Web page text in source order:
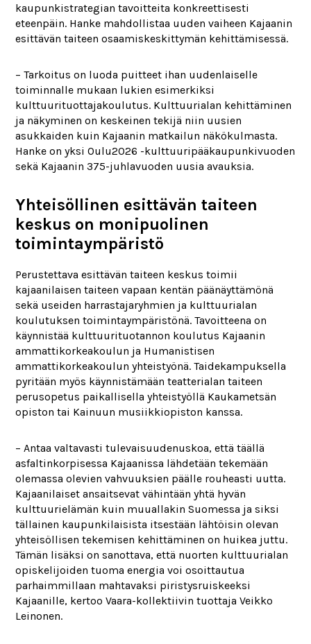
kaupunkistrategian tavoitteita konkreettisesti
eteenpäin. Hanke mahdollistaa uuden vaiheen Kajaanin
esittävän taiteen osaamiskeskittymän kehittämisessä.
– Tarkoitus on luoda puitteet ihan uudenlaiselle
toiminnalle mukaan lukien esimerkiksi
kulttuurituottajakoulutus. Kulttuurialan kehittäminen
ja näkyminen on keskeinen tekijä niin uusien
asukkaiden kuin Kajaanin matkailun näkökulmasta.
Hanke on yksi Oulu2026 -kulttuuripääkaupunkivuoden
sekä Kajaanin 375-juhlavuoden uusia avauksia.
Yhteisöllinen esittävän taiteen
keskus on monipuolinen
toimintaympäristö
Perustettava esittävän taiteen keskus toimii
kajaanilaisen taiteen vapaan kentän päänäyttämönä
sekä useiden harrastajaryhmien ja kulttuurialan
koulutuksen toimintaympäristönä. Tavoitteena on
käynnistää kulttuurituotannon koulutus Kajaanin
ammattikorkeakoulun ja Humanistisen
ammattikorkeakoulun yhteistyönä. Taidekampuksella
pyritään myös käynnistämään teatterialan taiteen
perusopetus paikallisella yhteistyöllä Kaukametsän
opiston tai Kainuun musiikkiopiston kanssa.
– Antaa valtavasti tulevaisuudenuskoa, että täällä
asfaltinkorpisessa Kajaanissa lähdetään tekemään
olemassa olevien vahvuuksien päälle rouheasti uutta.
Kajaanilaiset ansaitsevat vähintään yhtä hyvän
kulttuurielämän kuin muuallakin Suomessa ja siksi
tällainen kaupunkilaisista itsestään lähtöisin olevan
yhteisöllisen tekemisen kehittäminen on huikea juttu.
Tämän lisäksi on sanottava, että nuorten kulttuurialan
opiskelijoiden tuoma energia voi osoittautua
parhaimmillaan mahtavaksi piristysruiskeeksi
Kajaanille, kertoo Vaara-kollektiivin tuottaja Veikko
Leinonen.